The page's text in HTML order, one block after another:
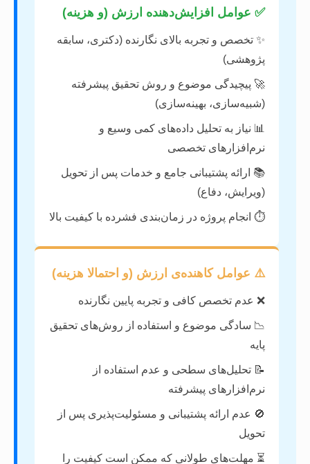
✅ عوامل افزایش‌دهنده ارزش (و هزینه)
✨ تخصص و تجربه بالای نگارنده (دکتری، سابقه
پژوهشی)
🚀 پیچیدگی موضوع و روش تحقیق پیشرفته
(شبیه‌سازی، بهینه‌سازی)
📊 نیاز به تحلیل داده‌های کمی وسیع و
نرم‌افزارهای تخصصی
📚 ارائه پشتیبانی جامع و خدمات پس از تحویل
(ویرایش، دفاع)
⏱️ انجام پروژه در زمان‌بندی فشرده با کیفیت بالا
⚠️ عوامل کاهنده‌ی ارزش (و احتمالا هزینه)
❌ عدم تخصص کافی و تجربه پایین نگارنده
📉 سادگی موضوع و استفاده از روش‌های تحقیق
پایه
📝 تحلیل‌های سطحی و عدم استفاده از
نرم‌افزارهای پیشرفته
🚫 عدم ارائه پشتیبانی و مسئولیت‌پذیری پس از
تحویل
⏳ مهلت‌های طولانی که ممکن است کیفیت را